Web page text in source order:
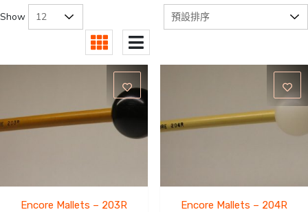
Show
Encore Mallets – 203R Encore Mallets – 204R